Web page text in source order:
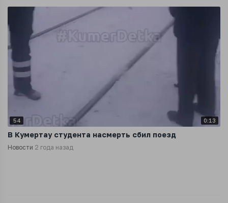
54 0:13
В Кумертау студента насмерть сбил поезд
Новости 2 года назад